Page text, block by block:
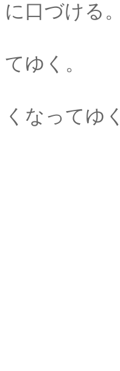
に口づける。
優しい
てゆく。
舌の上
くなってゆ